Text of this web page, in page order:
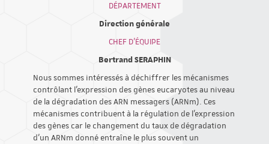
DÉPARTEMENT
Direction générale
CHEF D'ÉQUIPE
Bertrand SERAPHIN
Nous sommes intéressés à déchiffrer les mécanismes
contrôlant l'expression des gènes eucaryotes au niveau
de la dégradation des ARN messagers (ARNm). Ces
mécanismes contribuent à la régulation de l'expression
des gènes car le changement du taux de dégradation
d’un ARNm donné entraîne le plus souvent un